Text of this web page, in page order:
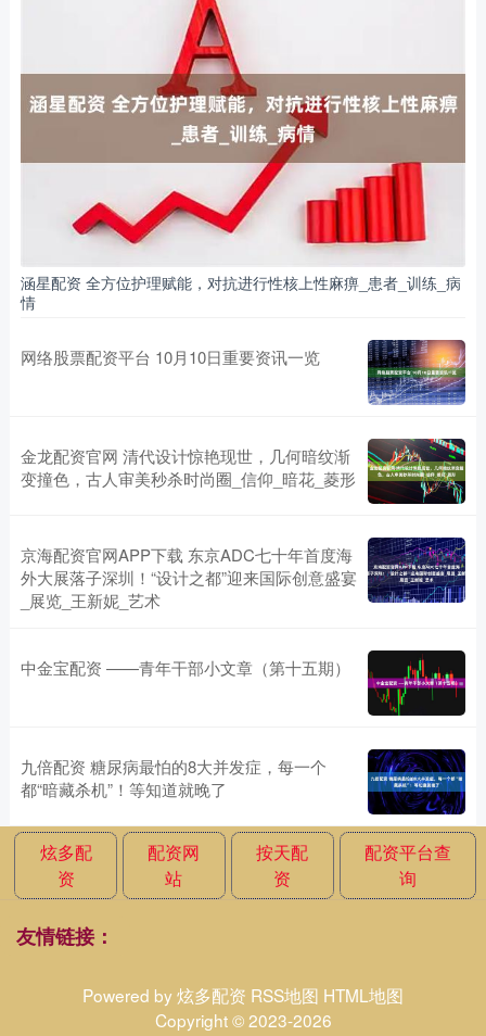
涵星配资 全方位护理赋能，对抗进行性核上性麻痹_患者_训练_病
情
网络股票配资平台 10月10日重要资讯一览
金龙配资官网 清代设计惊艳现世，几何暗纹渐
变撞色，古人审美秒杀时尚圈_信仰_暗花_菱形
京海配资官网APP下载 东京ADC七十年首度海
外大展落子深圳！“设计之都”迎来国际创意盛宴
_展览_王新妮_艺术
中金宝配资 ——青年干部小文章（第十五期）
九倍配资 糖尿病最怕的8大并发症，每一个
都“暗藏杀机”！等知道就晚了
炫多配
资
配资网
站
按天配
资
配资平台查
询
友情链接：
Powered by炫多配资 RSS地图 HTML地图
Copyright© 2023-2026